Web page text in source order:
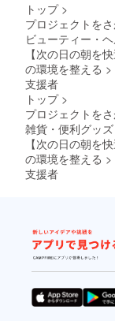
トップ >
プロジェクトを
ビューティー・
【次の日の朝を
の環境を整える >
支援者
トップ >
プロジェクトを
雑貨・便利グッズ
【次の日の朝を
の環境を整える >
支援者